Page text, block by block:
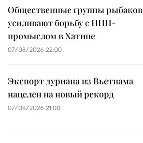
Общественные группы рыбаков
усиливают борьбу с ННН-
промыслом в Хатине
07/08/2026 22:00
Экспорт дуриана из Вьетнама
нацелен на новый рекорд
07/08/2026 21:00